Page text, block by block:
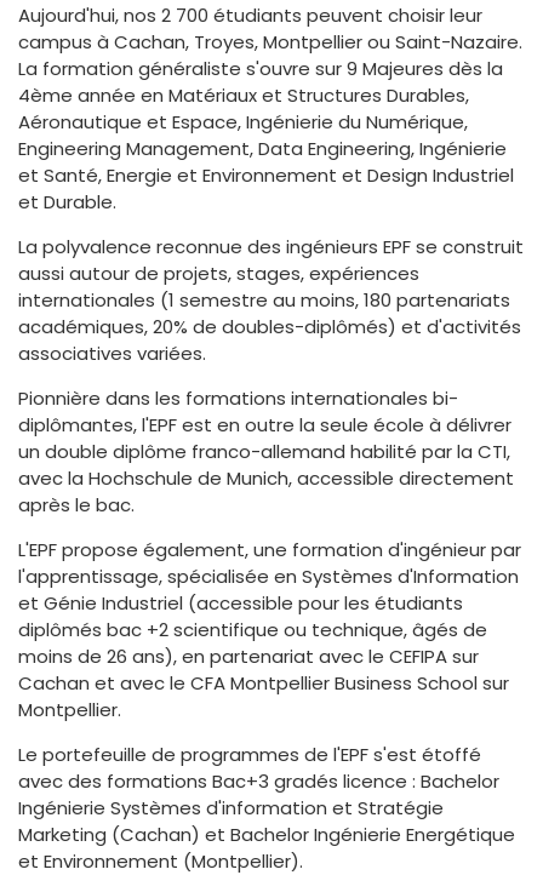
Aujourd'hui, nos 2 700 étudiants peuvent choisir leur
campus à Cachan, Troyes, Montpellier ou Saint-Nazaire.
La formation généraliste s'ouvre sur 9 Majeures dès la
4ème année en Matériaux et Structures Durables,
Aéronautique et Espace, Ingénierie du Numérique,
Engineering Management, Data Engineering, Ingénierie
et Santé, Energie et Environnement et Design Industriel
et Durable.
La polyvalence reconnue des ingénieurs EPF se construit
aussi autour de projets, stages, expériences
internationales (1 semestre au moins, 180 partenariats
académiques, 20% de doubles-diplômés) et d'activités
associatives variées.
Pionnière dans les formations internationales bi-
diplômantes, l'EPF est en outre la seule école à délivrer
un double diplôme franco-allemand habilité par la CTI,
avec la Hochschule de Munich, accessible directement
après le bac.
L'EPF propose également, une formation d'ingénieur par
l'apprentissage, spécialisée en Systèmes d'Information
et Génie Industriel (accessible pour les étudiants
diplômés bac +2 scientifique ou technique, âgés de
moins de 26 ans), en partenariat avec le CEFIPA sur
Cachan et avec le CFA Montpellier Business School sur
Montpellier.
Le portefeuille de programmes de l'EPF s'est étoffé
avec des formations Bac+3 gradés licence : Bachelor
Ingénierie Systèmes d'information et Stratégie
Marketing (Cachan) et Bachelor Ingénierie Energétique
et Environnement (Montpellier).